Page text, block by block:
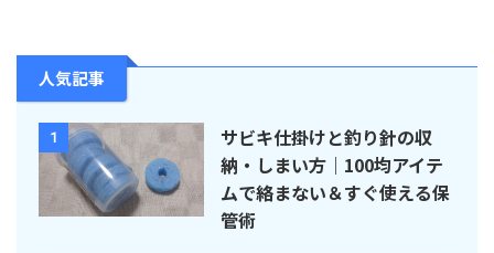
人気記事
1
サビキ仕掛けと釣り針の収
納・しまい方｜100均アイテ
ムで絡まない＆すぐ使える保
管術